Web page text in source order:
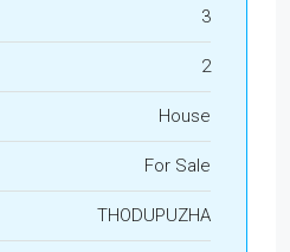
3
2
House
For Sale
THODUPUZHA